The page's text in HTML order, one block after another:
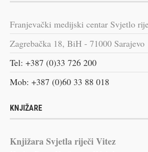
Franjevački medijski centar Svjetlo
Zagrebačka 18, BiH - 71000 Sarajevo
Tel: +387 (0)33 726 200
Mob: +387 (0)60 33 88 018
KNJIŽARE
Knjižara Svjetla riječi Vitez